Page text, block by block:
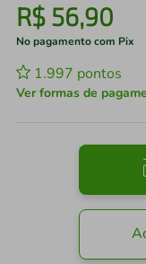
R$ 56,90
No pagamento com Pix
1.997 pontos
Ver formas de